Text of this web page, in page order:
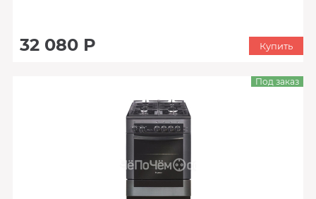
32 080 Р Купить
Под заказ